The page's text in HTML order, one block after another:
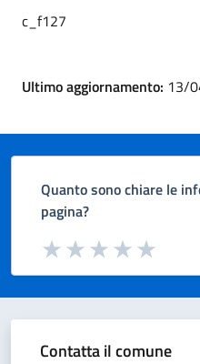
c_f127
Ultimo aggiornamento: 13/
Quanto sono chiare le
pagina?
Valuta da 1 a 5 stelle la pagina
Valuta 5
Valuta 4
Valuta 3 stelle su
Valuta 2 stelle su 5
Valuta 1 stelle su 5
Contatta il comune